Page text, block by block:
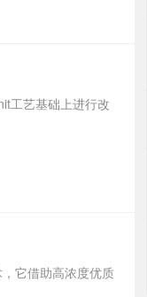
工艺基础上进行改
它借助高浓度优质